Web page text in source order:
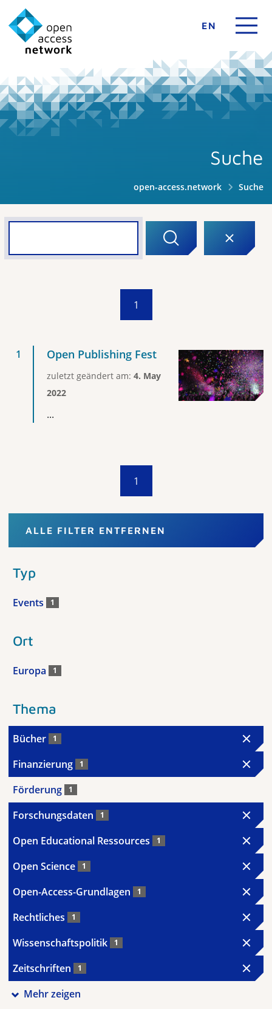
EN
Suche
open-access.network Suche
1
Open Publishing Fest
zuletzt geändert am: 4. May
2022
...
1
ALLE FILTER ENTFERNEN
Typ
Events 1
Ort
Europa 1
Thema
Bücher 1
Finanzierung 1
Förderung 1
Forschungsdaten 1
Open Educational Ressources 1
Open Science 1
Open-Access-Grundlagen 1
Rechtliches 1
Wissenschaftspolitik 1
Zeitschriften 1
Mehr zeigen